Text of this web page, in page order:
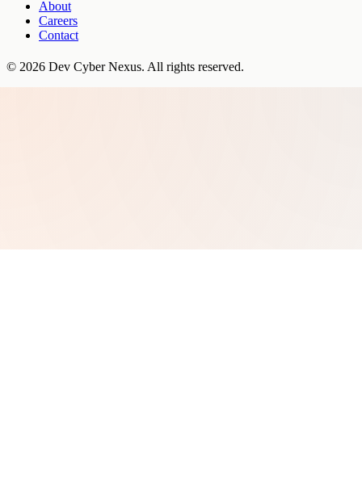
About
Careers
Contact
© 2026 Dev Cyber Nexus. All rights reserved.